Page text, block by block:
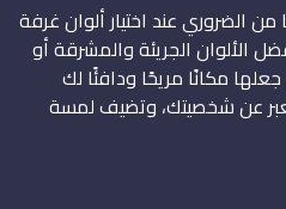
الضروري عند اختيار ألوان غرفة
الجريئة والمشرقة أو
مكانًا مريحًا ودافئًا لك
عن شخصيتك، وتضيف لمسة